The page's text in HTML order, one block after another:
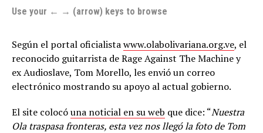
Use your ← → (arrow) keys to browse
Según el portal oficialistawww.olabolivariana.org.ve, el
reconocido guitarrista de Rage Against The Machine y
ex Audioslave, Tom Morello, les envió un correo
electrónico mostrando su apoyo al actual gobierno.
El site colocóuna noticial en su web que dice: “Nuestra
Ola traspasa fronteras, esta vez nos llegó la foto de Tom